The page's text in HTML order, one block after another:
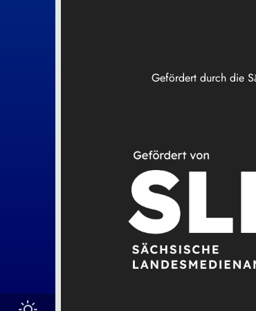
Gefördert durch die